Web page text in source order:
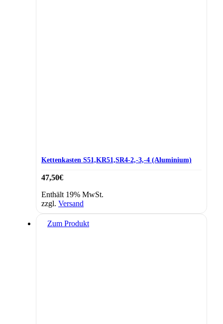
Kettenkasten S51,KR51,SR4-2,-3,-4 (Aluminium)
47,50€
Enthält 19% MwSt.
zzgl. Versand
Zum Produkt